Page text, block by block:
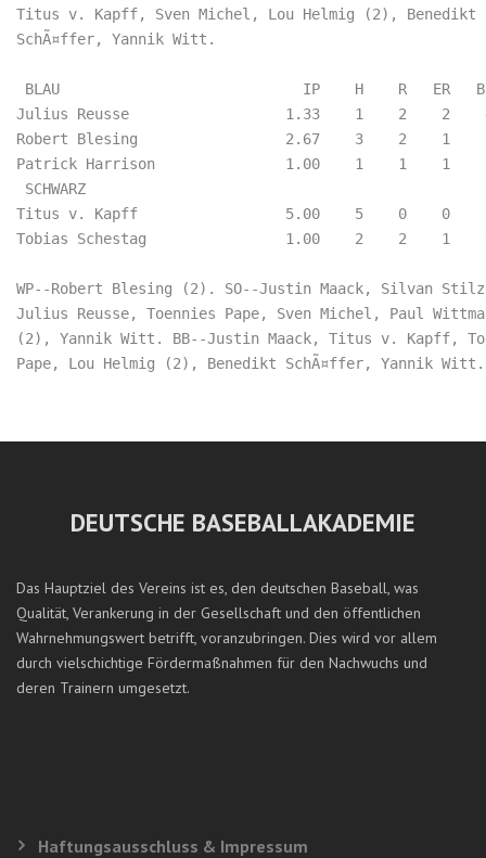
Titus v. Kapff, Sven Michel, Lou Helmig (2), Benedikt
SchÃ¤ffer, Yannik Witt.
BLAU                            IP    H    R   ER   BB
Julius Reusse                  1.33    1    2    2
Robert Blesing                 2.67    3    2    1
Patrick Harrison               1.00    1    1    1
SCHWARZ
Titus v. Kapff                 5.00    5    0    0
Tobias Schestag                1.00    2    2    1
WP--Robert Blesing (2). SO--Justin Maack, Silvan
Julius Reusse, Toennies Pape, Sven Michel, Paul
(2), Yannik Witt. BB--Justin Maack, Titus v. Kapff,
DEUTSCHE BASEBALLAKADEMIE
Das Hauptziel des Vereins ist es, den deutschen Baseball, was
Qualität, Verankerung in der Gesellschaft und den öffentlichen
Wahrnehmungswert betrifft, voranzubringen. Dies wird vor allem
durch vielschichtige Fördermaßnahmen für den Nachwuchs und
deren Trainern umgesetzt.
Haftungsausschluss & Impressum